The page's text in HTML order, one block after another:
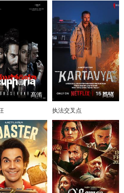
高清 高清
执法交叉点